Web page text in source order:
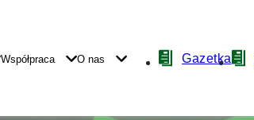
Współpraca O nas
NawigacjaGazetka